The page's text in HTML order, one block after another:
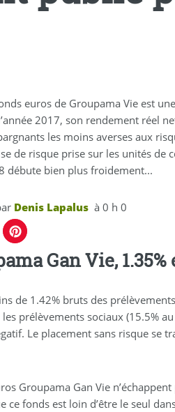
euros de Groupama Vie est
2017, son rendement réel
les moins averses aux
de risque prise sur les unités de
débute bien plus froidement...
Denis Lapalus à 0 h 0
Gan Vie, 1.35%
de 1.42% bruts des
prélèvements sociaux (15.5%
Le placement sans risque se
Groupama Gan Vie
ce fonds est loin d’être le seul